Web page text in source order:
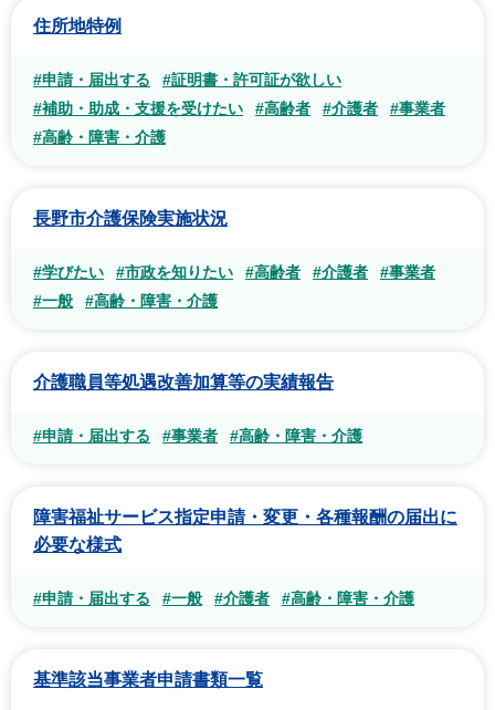
住所地特例
#申請・届出する
#証明書・許可証が欲しい
#補助・助成・支援を受けたい
#高齢者 #介護者
#事業者
#高齢・障害・介護
長野市介護保険実施状況
#学びたい #市政を知りたい #高齢者 #介護者
#事業者
#一般
#高齢・障害・介護
介護職員等処遇改善加算等の実績報告
#申請・届出する #事業者 #高齢・障害・介護
障害福祉サービス指定申請・変更・各種報酬の届出に
必要な様式
#申請・届出する #一般 #介護者 #高齢・障害・介護
基準該当事業者申請書類一覧